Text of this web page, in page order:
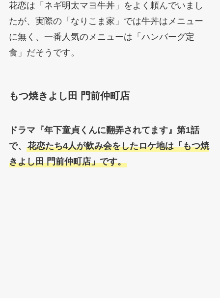
花恋は「ネギ明太マヨ牛丼」をよく頼んでいまし
たが、実際の「なりこま家」では牛丼はメニュー
に無く、一番人気のメニューは「ハンバーグ定
食」だそうです。
もつ焼きよし田 門前仲町店
ドラマ『年下童貞くんに翻弄されてます』第1話
で、 花恋たち4人が飲み会をしたロケ地は「もつ焼
きよし田 門前仲町店」です。